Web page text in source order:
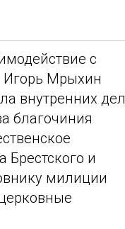
с
Игорь Мрыхин
внутренних дел
благочиния
и
милиции